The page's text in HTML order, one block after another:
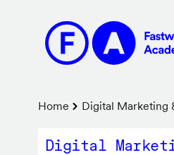
contenuto
principale
Briciole
di
Home Digital Marketing
Digital